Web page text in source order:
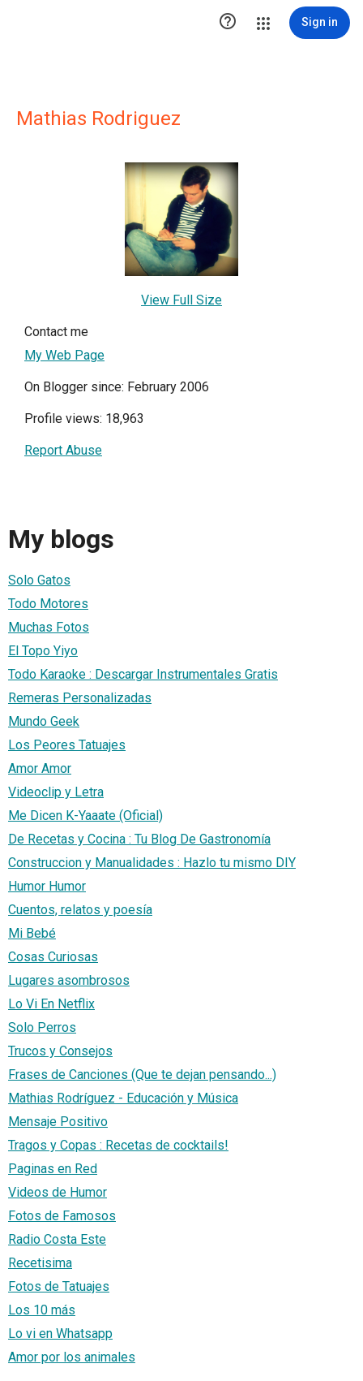
 Sign in
Mathias Rodriguez
View Full Size
Contact me
My Web Page
On Blogger since: February 2006
Profile views: 18,963
Report Abuse
My blogs
Solo Gatos
Todo Motores
Muchas Fotos
El Topo Yiyo
Todo Karaoke : Descargar Instrumentales Gratis
Remeras Personalizadas
Mundo Geek
Los Peores Tatuajes
Amor Amor
Videoclip y Letra
Me Dicen K-Yaaate (Oficial)
De Recetas y Cocina : Tu Blog De Gastronomía
Construccion y Manualidades : Hazlo tu mismo DIY
Humor Humor
Cuentos, relatos y poesía
Mi Bebé
Cosas Curiosas
Lugares asombrosos
Lo Vi En Netflix
Solo Perros
Trucos y Consejos
Frases de Canciones (Que te dejan pensando...)
Mathias Rodríguez - Educación y Música
Mensaje Positivo
Tragos y Copas : Recetas de cocktails!
Paginas en Red
Videos de Humor
Fotos de Famosos
Radio Costa Este
Recetisima
Fotos de Tatuajes
Los 10 más
Lo vi en Whatsapp
Amor por los animales